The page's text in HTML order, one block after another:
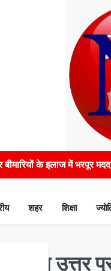
मदद करेगी सरकार: मुख्यमंत्री
शहर शिक्षा
उत्तर